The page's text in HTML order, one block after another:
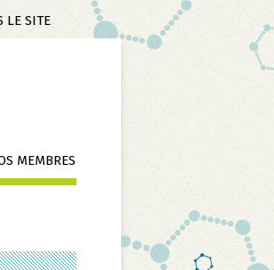
MEMBRES